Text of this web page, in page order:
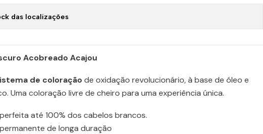
das localizações
Acobreado Acajou
de coloraçãode oxidação revolucionário, à base de óleo e
Uma coloração livre de cheiro para uma experiência única.
até 100% dos cabelos brancos.
de longa duração